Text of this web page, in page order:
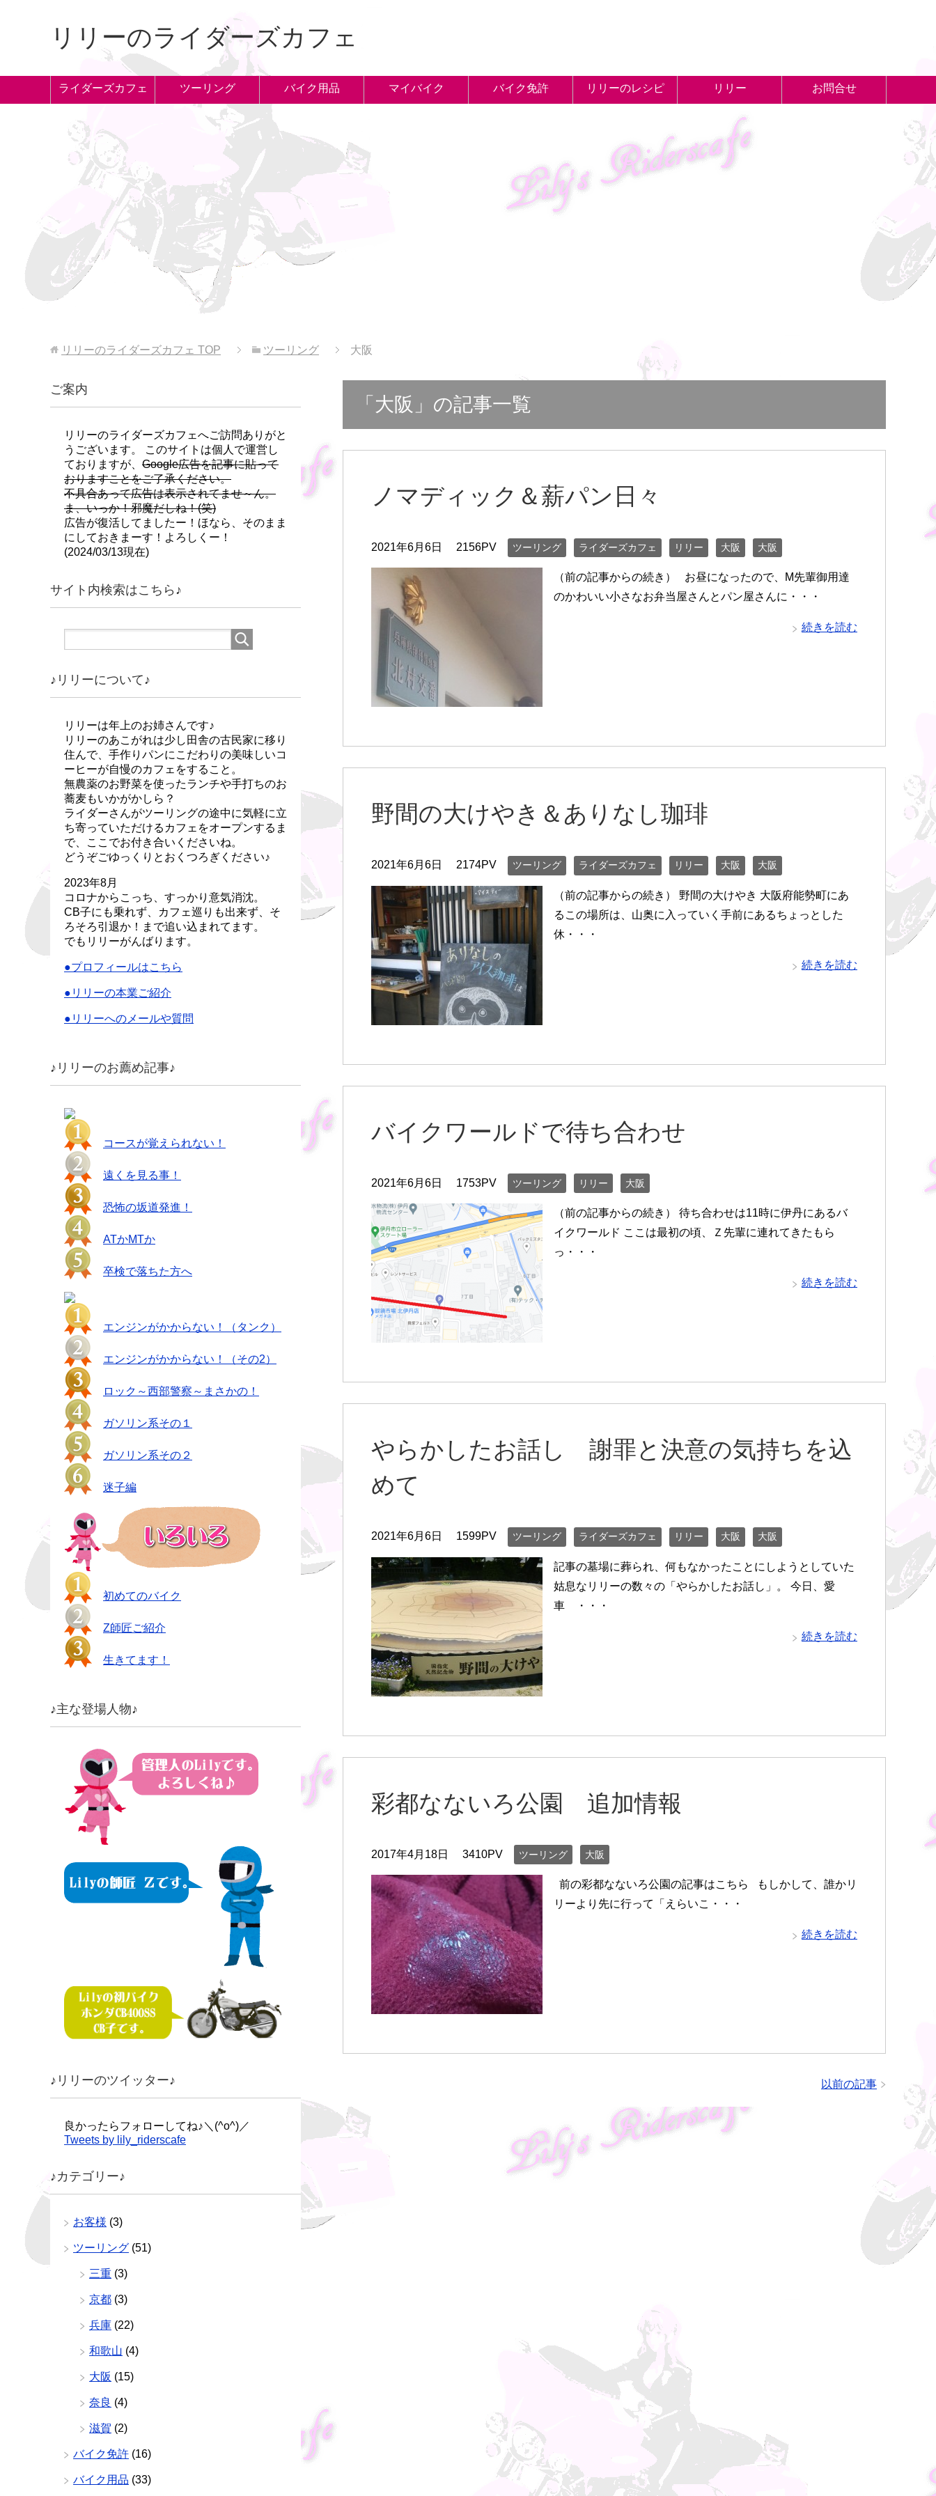
リリーのライダーズカフェ
ライダーズカフェ ツーリング バイク用品 マイバイク バイク免許 リリーのレシピ リリー お問合せ
リリーのライダーズカフェ TOP ツーリング 大阪
「大阪」の記事一覧
ノマディック＆薪パン日々
2021年6月6日 2156PV ツーリング ライダーズカフェ リリー 大阪 大阪
（前の記事からの続き） お昼になったので、M先輩御用達
のかわいい小さなお弁当屋さんとパン屋さんに・・・
続きを読む
野間の大けやき＆ありなし珈琲
2021年6月6日 2174PV ツーリング ライダーズカフェ リリー 大阪 大阪
（前の記事からの続き） 野間の大けやき 大阪府能勢町にあ
るこの場所は、山奥に入っていく手前にあるちょっとした
休・・・
続きを読む
バイクワールドで待ち合わせ
2021年6月6日 1753PV ツーリング リリー 大阪
（前の記事からの続き） 待ち合わせは11時に伊丹にあるバ
イクワールド ここは最初の頃、Ｚ先輩に連れてきたもら
っ・・・
続きを読む
やらかしたお話し 謝罪と決意の気持ちを込
めて
2021年6月6日 1599PV ツーリング ライダーズカフェ リリー 大阪 大阪
記事の墓場に葬られ、何もなかったことにしようとしていた
姑息なリリーの数々の「やらかしたお話し」。 今日、愛
車 ・・・
続きを読む
彩都なないろ公園 追加情報
2017年4月18日 3410PV ツーリング 大阪
前の彩都なないろ公園の記事はこちら もしかして、誰かリ
リーより先に行って「えらいこ・・・
続きを読む
以前の記事
ご案内
リリーのライダーズカフェへご訪問ありがと
うございます。 このサイトは個人で運営し
ておりますが、 Google広告を記事に貼って
おりますことをご了承ください。
不具合あって広告は表示されてませ～ん。
ま、いっか！邪魔だしね！(笑)
広告が復活してましたー！ほなら、そのまま
にしておきまーす！よろしくー！
(2024/03/13現在)
サイト内検索はこちら♪
♪リリーについて♪
リリーは年上のお姉さんです♪
リリーのあこがれは少し田舎の古民家に移り
住んで、手作りパンにこだわりの美味しいコ
ーヒーが自慢のカフェをすること。
無農薬のお野菜を使ったランチや手打ちのお
蕎麦もいかがかしら？
ライダーさんがツーリングの途中に気軽に立
ち寄っていただけるカフェをオープンするま
で、ここでお付き合いくださいね。
どうぞごゆっくりとおくつろぎください♪
2023年8月
コロナからこっち、すっかり意気消沈。
CB子にも乗れず、カフェ巡りも出来ず、そ
ろそろ引退か！まで追い込まれてます。
でもリリーがんばります。
●プロフィールはこちら
●リリーの本業ご紹介
●リリーへのメールや質問
♪リリーのお薦め記事♪
コースが覚えられない！
遠くを見る事！
恐怖の坂道発進！
ATかMTか
卒検で落ちた方へ
エンジンがかからない！（タンク）
エンジンがかからない！（その2）
ロック～西部警察～まさかの！
ガソリン系その１
ガソリン系その２
迷子編
初めてのバイク
Z師匠ご紹介
生きてます！
♪主な登場人物♪
♪リリーのツイッター♪
良かったらフォローしてね♪＼(^o^)／
Tweets by lily_riderscafe
♪カテゴリー♪
お客様 (3)
ツーリング (51)
三重 (3)
京都 (3)
兵庫 (22)
和歌山 (4)
大阪 (15)
奈良 (4)
滋賀 (2)
バイク免許 (16)
バイク用品 (33)